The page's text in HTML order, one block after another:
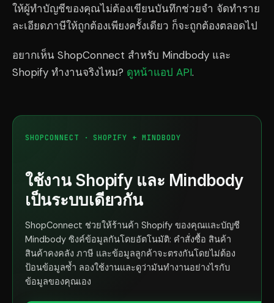
ให้ผู้ทำบัญชีของคุณไม่ต้องเขียนบันทึกช่วยจำ จัดทำราย
ละเอียดภาษีให้ถูกต้องเพียงครั้งเดียว ก็จะถูกต้องตลอดไป
อยากเห็น ShopConnect สำหรับ Mindbody และ
Shopify ทำงานจริงไหม? ดูหน้าแอป API.
SHOPCONNECT · SHOPIFY + MINDBODY
ใช้งาน Shopify และ Mindbody
เป็นระบบเดียวกัน
ShopConnect ช่วยให้ร้านค้า Shopify ของคุณและบัญชี
Mindbody ซิงค์ข้อมูลกันโดยอัตโนมัติ: คำสั่งซื้อ สินค้า
สินค้าคงคลัง ภาษี และข้อมูลลูกค้าจะตรงกันโดยไม่ต้อง
ป้อนข้อมูลซ้ำ ลองใช้งานและดูว่ามันทำงานอย่างไรกับ
ข้อมูลของคุณเอง